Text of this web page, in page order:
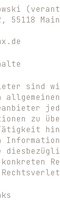
55118
sind
zu